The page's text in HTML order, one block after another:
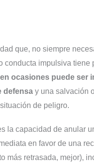
que, no siempre
conducta impulsiva tiene
en ocasiones puede ser
defensay una salvación
de peligro.
la capacidad de anular
en favor de una
más retrasada, mejor),